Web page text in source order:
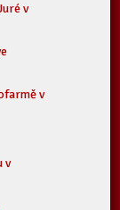
v
v
v